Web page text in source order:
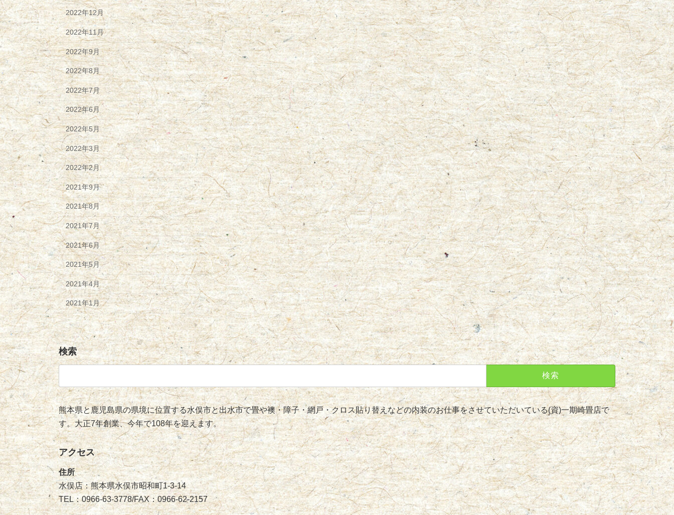
2022年12月
2022年11月
2022年9月
2022年8月
2022年7月
2022年6月
2022年5月
2022年3月
2022年2月
2021年9月
2021年8月
2021年7月
2021年6月
2021年5月
2021年4月
2021年1月
検索
熊本県と鹿児島県の県境に位置する水俣市と出水市で畳や襖・障子・網戸・クロス貼り替えなどの内装のお仕事をさせていただいている(資)一期崎畳店で
す。大正7年創業、今年で108年を迎えます。
アクセス
住所
水俣店：熊本県水俣市昭和町1-3-14
TEL：0966-63-3778/FAX：0966-62-2157